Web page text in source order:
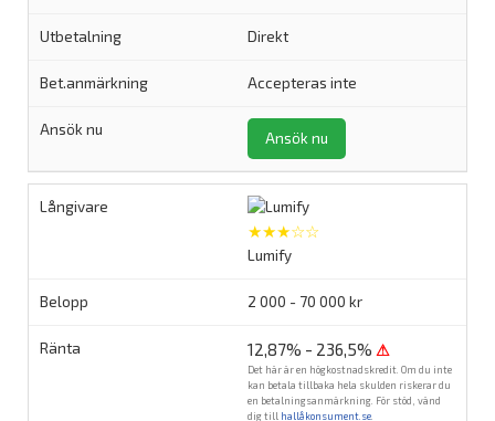
Direkt
Accepteras inte
Ansök nu
★★★☆☆
Lumify
2 000 - 70 000 kr
12,87% - 236,5% ⚠
Det här är en högkostnadskredit. Om du inte
kan betala tillbaka hela skulden riskerar du
en betalningsanmärkning. För stöd, vänd
dig till hallåkonsument.se